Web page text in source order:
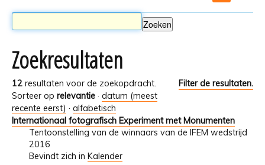
Zoekresultaten
12 resultaten voor de zoekopdracht.
Filter de resultaten.
Sorteer op relevantie · datum (meest
recente eerst) · alfabetisch
Internationaal fotografisch Experiment met Monumenten
Tentoonstelling van de winnaars van de IFEM wedstrijd
2016
Bevindt zich in Kalender